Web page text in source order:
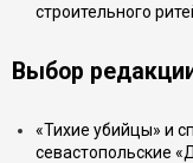
строительного
Выбор
«Тихие убийцы» и
севастопольские